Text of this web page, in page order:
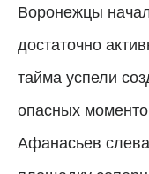
Воронежцы
достаточно
тайма успели
опасных
Афанасьев